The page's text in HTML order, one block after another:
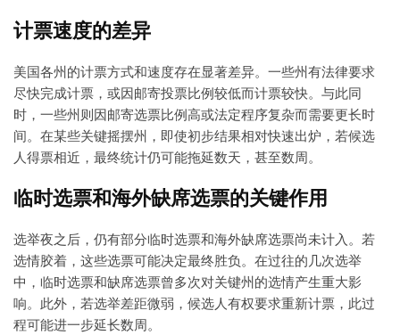
计票速度的差异
美国各州的计票方式和速度存在显著差异。一些州有法律要求
尽快完成计票，或因邮寄投票比例较低而计票较快。与此同
时，一些州则因邮寄选票比例高或法定程序复杂而需要更长时
间。在某些关键摇摆州，即使初步结果相对快速出炉，若候选
人得票相近，最终统计仍可能拖延数天，甚至数周。
临时选票和海外缺席选票的关键作用
选举夜之后，仍有部分临时选票和海外缺席选票尚未计入。若
选情胶着，这些选票可能决定最终胜负。在过往的几次选举
中，临时选票和缺席选票曾多次对关键州的选情产生重大影
响。此外，若选举差距微弱，候选人有权要求重新计票，此过
程可能进一步延长数周。